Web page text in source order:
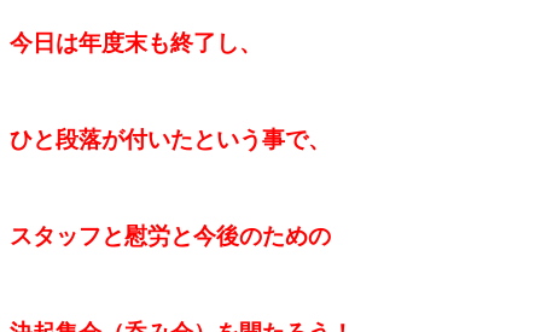
今日は年度末も終了し、
ひと段落が付いたという事で、
スタッフと慰労と今後のための